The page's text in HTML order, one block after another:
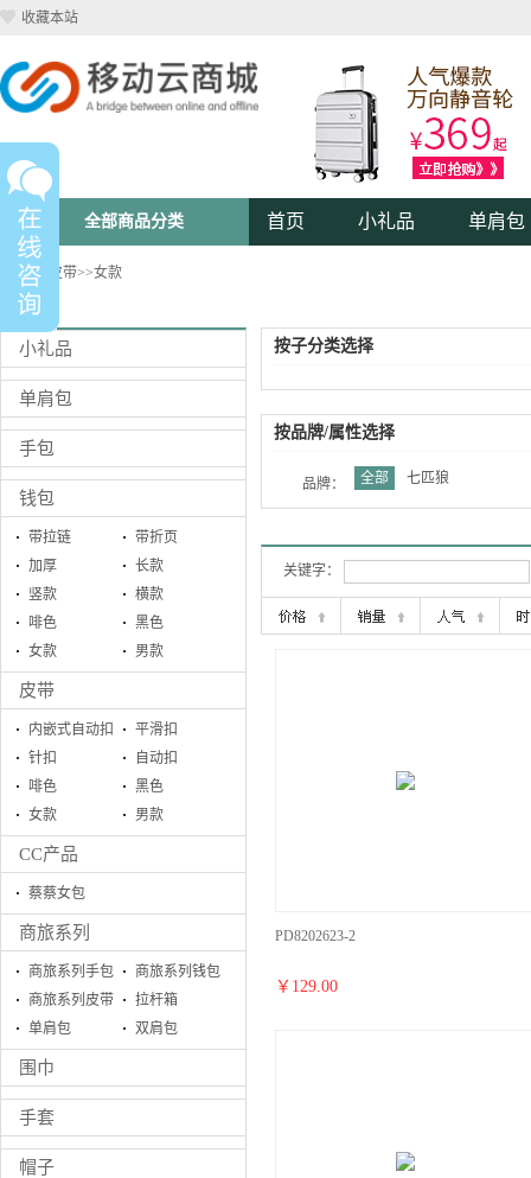
收藏本站
全部商品分类 首页 小礼品 单肩包
首页>> 皮带>>女款
小礼品
单肩包
手包
钱包
带拉链
带折页
加厚
长款
竖款
横款
啡色
黑色
女款
男款
皮带
内嵌式自动扣
平滑扣
针扣
自动扣
啡色
黑色
女款
男款
CC产品
蔡蔡女包
商旅系列
商旅系列手包
商旅系列钱包
商旅系列皮带
拉杆箱
单肩包
双肩包
围巾
手套
帽子
按子分类选择
按品牌/属性选择
品牌： 全部 七匹狼
关键字：
PD8202623-2
￥ 129.00